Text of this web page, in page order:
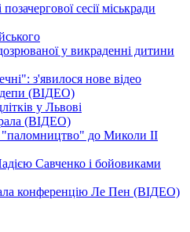
сесії міськради
у викраденні дитини
з'явилося нове відео
(ВІДЕО)
у Львові
(ВІДЕО)
до Миколи ІІ
Савченко і бойовиками
конференцію Ле Пен (ВІДЕО)